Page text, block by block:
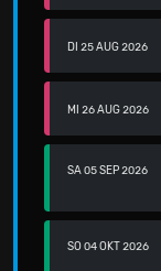
DI 25 AUG 2026
MI 26 AUG 2026
SA 05 SEP 2026
SO 04 OKT 2026